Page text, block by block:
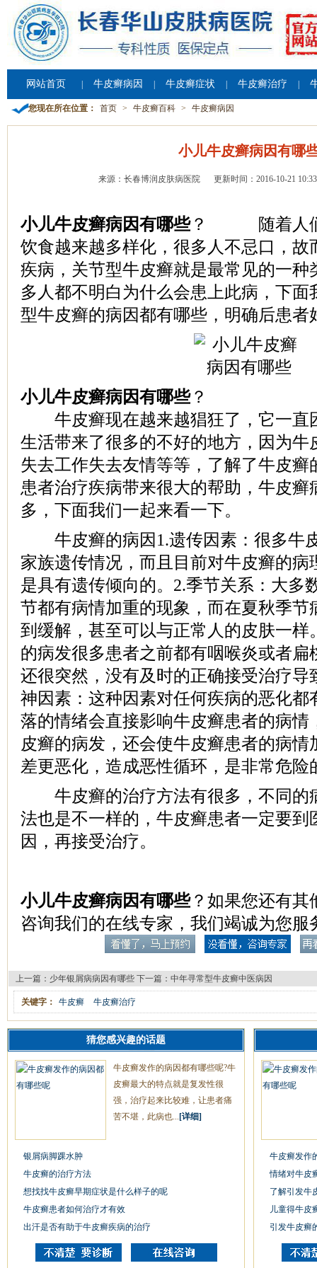
网站首页 牛皮癣病因 牛皮癣症状 牛皮癣治疗
您现在所在位置： 首页 > 牛皮癣百科 > 牛皮癣病因
小儿牛皮癣病因有哪
来源：长春博润皮肤病医院 更新时间：2016-10-21
小儿牛皮癣病因有哪些？ 随着人们
饮食越来越多样化，很多人不忌口，故
疾病，关节型牛皮癣就是最常见的一种
多人都不明白为什么会患上此病，下面
型牛皮癣的病因都有哪些，明确后患者
小儿牛皮癣病因有哪些？
牛皮癣现在越来越猖狂了，它一直
生活带来了很多的不好的地方，因为牛
失去工作失去友情等等，了解了牛皮癣
患者治疗疾病带来很大的帮助，牛皮癣
多，下面我们一起来看一下。
牛皮癣的病因1.遗传因素：很多牛
家族遗传情况，而且目前对牛皮癣的病
是具有遗传倾向的。2.季节关系：大多
节都有病情加重的现象，而在夏秋季节
到缓解，甚至可以与正常人的皮肤一样
的病发很多患者之前都有咽喉炎或者扁
还很突然，没有及时的正确接受治疗导
神因素：这种因素对任何疾病的恶化都
落的情绪会直接影响牛皮癣患者的病情
皮癣的病发，还会使牛皮癣患者的病情
差更恶化，造成恶性循环，是非常危险
牛皮癣的治疗方法有很多，不同的
法也是不一样的，牛皮癣患者一定要到
因，再接受治疗。
小儿牛皮癣病因有哪些？如果您还有其
咨询我们的在线专家，我们竭诚为您服
上一篇： 少年银屑病病因有哪些 下一篇： 中年寻常型牛皮癣中医病因
关键字： 牛皮癣 牛皮癣治疗
猜您感兴趣的话题
牛皮癣发作的病因都有哪些呢?牛
皮癣最大的特点就是复发性很
强，治疗起来比较难，让患者痛
苦不堪，此病也... [详细]
银屑病脚踝水肿
牛皮癣的治疗方法
想找找牛皮癣早期症状是什么样子的呢
牛皮癣患者如何治疗才有效
出汗是否有助于牛皮癣疾病的治疗
牛皮癣发作
情绪对牛皮
了解引发牛
儿童得牛皮
引发牛皮癣